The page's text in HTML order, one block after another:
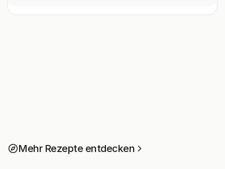
Mehr Rezepte entdecken